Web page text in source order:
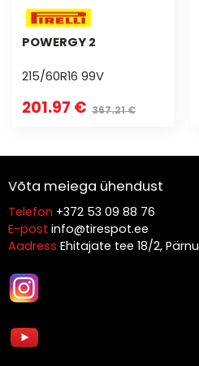
POWERGY 2
215/60R16 99V
201.97 € 367.21 €
Võta meiega ühendust
Telefon +372 53 09 88 76
E-post info@tirespot.ee
Aadress Ehitajate tee 18/2, Pärnu